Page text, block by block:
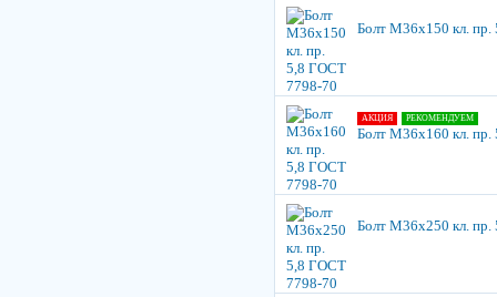
Болт М36х150 кл.
АКЦИЯ РЕКОМЕНДУЕМ
Болт М36х160 кл.
Болт М36х250 кл.